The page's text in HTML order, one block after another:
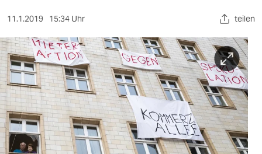
kultur
sport
berlin
nord
wahrheit
verlag
11.1.2019 15:34 Uhr teilen